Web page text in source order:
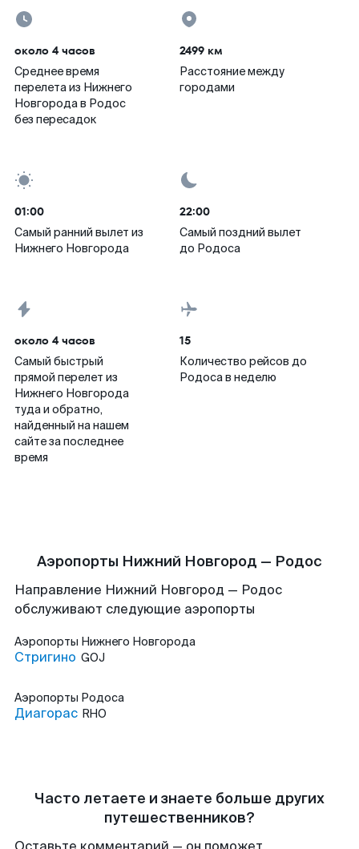
около 4 часов
Среднее время
перелета из Нижнего
Новгорода в Родос
без пересадок
2499 км
Расстояние между
городами
01:00
Самый ранний вылет из
Нижнего Новгорода
22:00
Самый поздний вылет
до Родоса
около 4 часов
Самый быстрый
прямой перелет из
Нижнего Новгорода
туда и обратно,
найденный на нашем
сайте за последнее
время
15
Количество рейсов до
Родоса в неделю
Аэропорты Нижний Новгород — Родос
Направление Нижний Новгород — Родос
обслуживают следующие аэропорты
Аэропорты Нижнего Новгорода
Стригино GOJ
Аэропорты Родоса
Диагорас RHO
Часто летаете и знаете больше других
путешественников?